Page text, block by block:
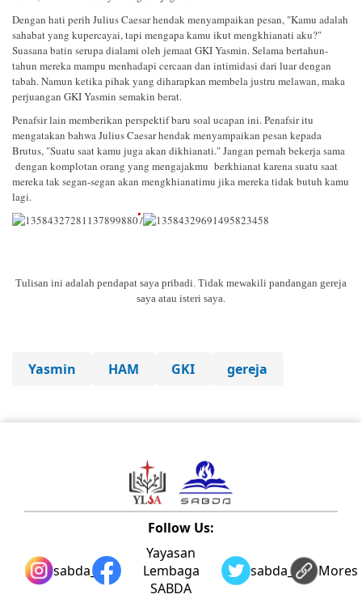
Dengan hati perih Julius Caesar hendak menyampaikan pesan, "Kamu adalah
sahabat yang kupercayai, tapi mengapa kamu ikut mengkhianati aku?"
Suasana batin serupa dialami oleh jemaat GKI Yasmin. Selama bertahun-
tahun mereka mampu menhadapi cercaan dan intimidasi dari luar dengan
tabah. Namun ketika pihak yang diharapkan membela justru melawan, maka
perjuangan GKI Yasmin semakin berat.
Penafsir lain memberikan perspektif baru soal ucapan ini. Penafsir itu
mengatakan bahwa Julius Caesar hendak menyampaikan pesan kepada
Brutus, "Suatu saat kamu juga akan dikhianati." Jangan pernah bekerja sama
dengan komplotan orang yang mengajakmu berkhianat karena suatu saat
mereka tak segan-segan akan mengkhianatimu jika mereka tidak butuh kamu
lagi.
/
Tulisan ini adalah pendapat saya pribadi. Tidak mewakili pandangan gereja
saya atau isteri saya.
Yasmin HAM GKI gereja
Follow Us:
sabda_ylsa
Yayasan
Lembaga
SABDA
sabda_ylsaMores